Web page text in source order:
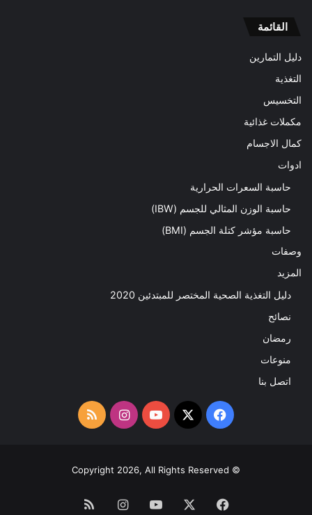
القائمة
دليل التمارين
التغذية
التخسيس
مكملات غذائية
كمال الاجسام
ادوات
حاسبة السعرات الحرارية
حاسبة الوزن المثالي للجسم (IBW)
حاسبة مؤشر كتلة الجسم (BMI)
وصفات
المزيد
دليل التغذية الصحية المختصر للمبتدئين 2020​
نصائح
رمضان
منوعات
اتصل بنا
فيسبوك
‫X
‫YouTubeانستقرامملخص
RSS
© Copyright 2026, All Rights Reserved
فيسبوك ‫YouTubeانستقرام